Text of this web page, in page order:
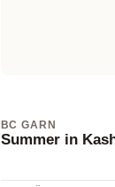
BC GARN
Summer in